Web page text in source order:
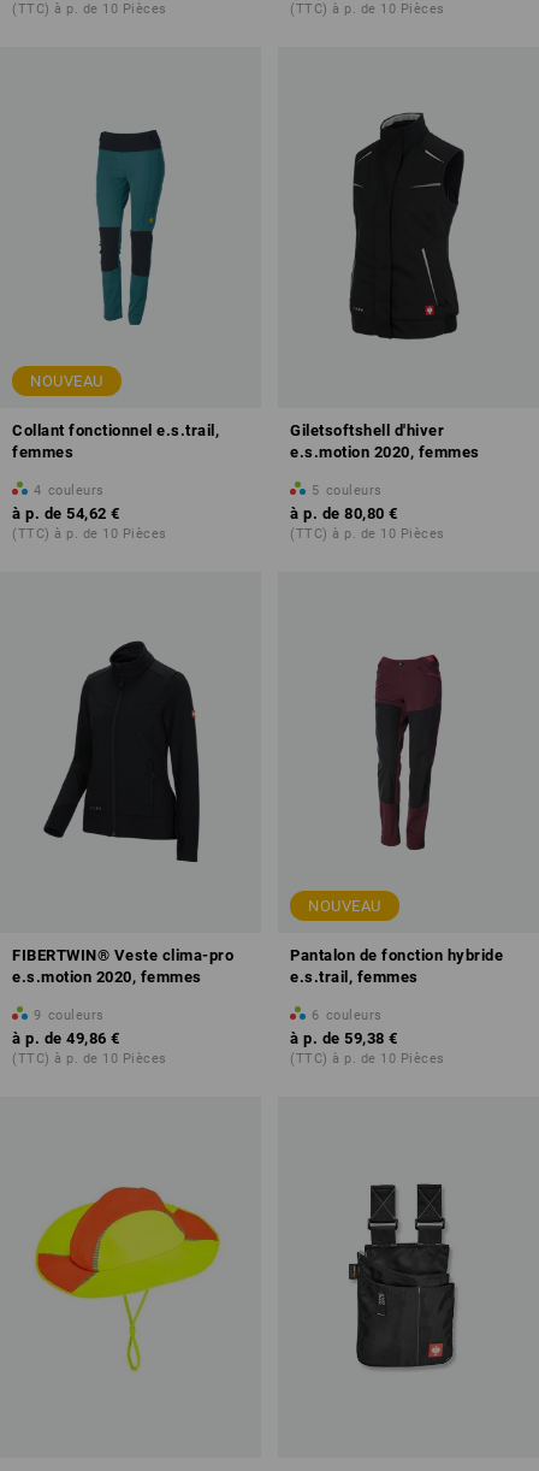
(TTC) à p. de 10 Pièces (TTC) à p. de 10 Pièces
NOUVEAU
Collant fonctionnel e.s.trail,
femmes
4 couleurs
à p. de 54,62 €
(TTC) à p. de 10 Pièces
Giletsoftshell d'hiver
e.s.motion 2020, femmes
5 couleurs
à p. de 80,80 €
(TTC) à p. de 10 Pièces
FIBERTWIN® Veste clima-pro
e.s.motion 2020, femmes
9 couleurs
à p. de 49,86 €
(TTC) à p. de 10 Pièces
NOUVEAU
Pantalon de fonction hybride
e.s.trail, femmes
6 couleurs
à p. de 59,38 €
(TTC) à p. de 10 Pièces